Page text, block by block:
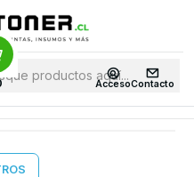
AccesoContacto
· Despachoa Todo Chile · Retiro en
24 Horas
HP Equipos HP M425